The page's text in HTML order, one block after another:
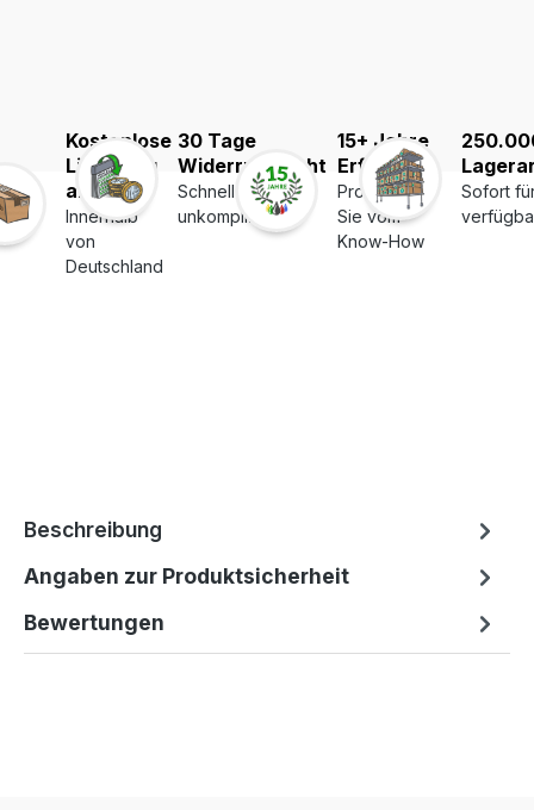
Kostenlose
Lieferung
ab 39€
Innerhalb
von
Deutschland
30 Tage
Widerrufsrecht
Schnell und
unkompliziert
15+ Jahre
Erfahrung
Profitieren
Sie vom
Know-How
Sofort
Beschreibung
Angaben zur Produktsicherheit
Bewertungen